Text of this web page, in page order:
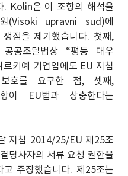
. Kolin은 이 조항의 해석을
(Visoki upravni sud)에
점을 제기했습니다. 첫째,
공조달법상 “평등 대우
키예 기업임에도 EU 지침
호를 요구한 점, 셋째,
이 EU법과 상충한다는
지침 2014/25/EU 제25조
당사자의 서류 요청 권한을
주장했습니다. 제25조는